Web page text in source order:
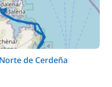
de Cerdeña